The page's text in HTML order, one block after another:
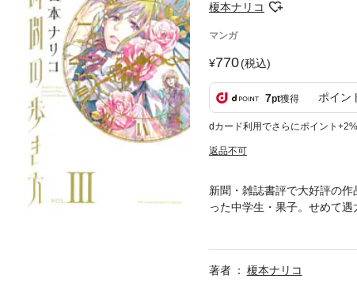
榎本ナリコ
マンガ
770(税込)
7pt獲得 ポイン
dカード利用でさらにポイント+2%
返品不可
新聞・雑誌書評で大好評の
った中学生・果子。せめて
著者
榎本ナリコ